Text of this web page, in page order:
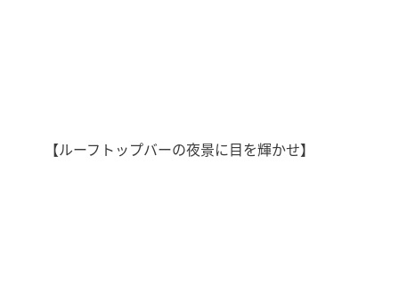
【ルーフトップバーの夜景に目を輝かせ】